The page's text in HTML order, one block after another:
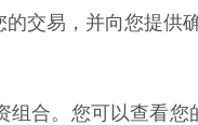
交易，并向您提供确
组合。您可以查看